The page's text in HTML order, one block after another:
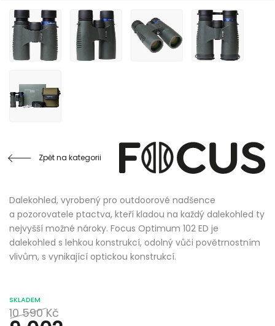
Zpět na kategorii
Dalekohled, vyrobený pro outdoorové nadšence
a pozorovatele ptactva, kteří kladou na každý dalekohled ty
nejvyšší možné nároky. Focus Optimum 102 ED je
dalekohled s lehkou konstrukcí, odolný vůči povětrnostním
vlivům, s vynikající optickou konstrukcí.
SKLADEM
10 590Kč